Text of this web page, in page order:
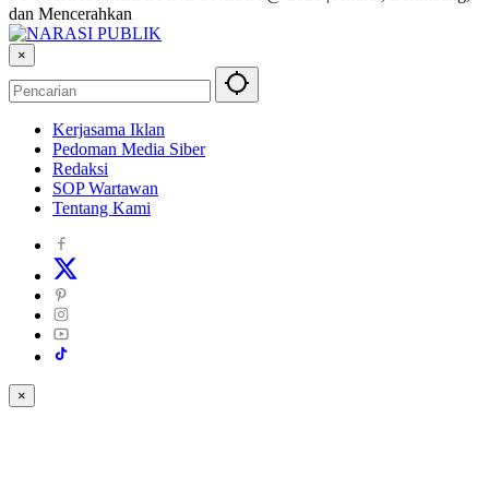
dan Mencerahkan
×
Kerjasama Iklan
Pedoman Media Siber
Redaksi
SOP Wartawan
Tentang Kami
×